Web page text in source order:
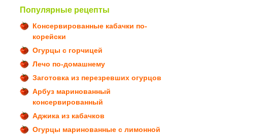
Популярные рецепты
Консервированные кабачки по-
корейски
Огурцы с горчицей
Лечо по-домашнему
Заготовка из перезревших огурцов
Арбуз маринованный
консервированный
Аджика из кабачков
Огурцы маринованные с лимонной